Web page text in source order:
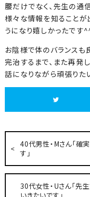
腰だけでなく、先生の通
様々な情報を知ることが
うになり嬉しかったです
お陰様で体のバランスも
完治するまで、また再発
話になりながら頑張りた
40代男性・Mさん「確
す」
30代女性・Uさん「先